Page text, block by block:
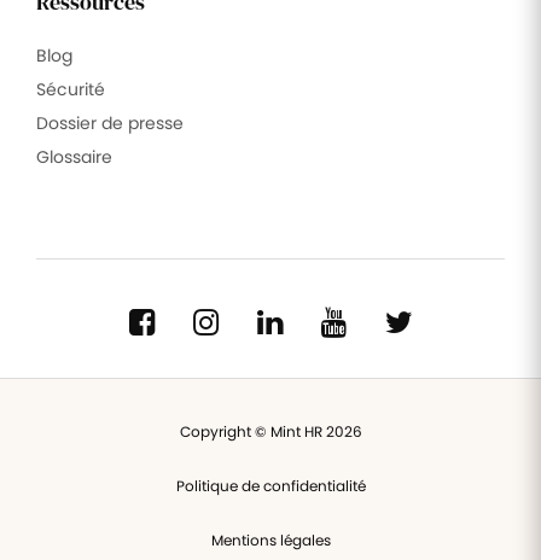
Blog
Sécurité
Dossier de presse
Glossaire
Copyright © Mint HR 2026
Politique de confidentialité
Mentions légales